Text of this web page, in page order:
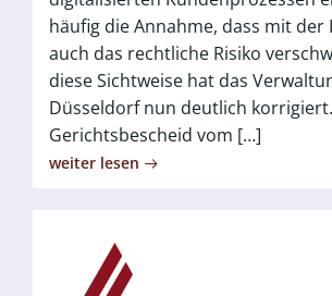
häufig die Annahme, dass mit der
auch das rechtliche Risiko
diese Sichtweise hat das
Düsseldorf nun deutlich
Gerichtsbescheid vom […]
weiter lesen